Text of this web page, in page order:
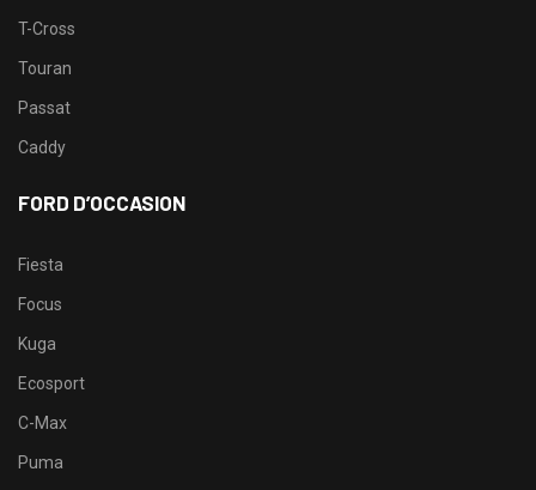
T-Cross
Touran
Passat
Caddy
FORD D’OCCASION
Fiesta
Focus
Kuga
Ecosport
C-Max
Puma